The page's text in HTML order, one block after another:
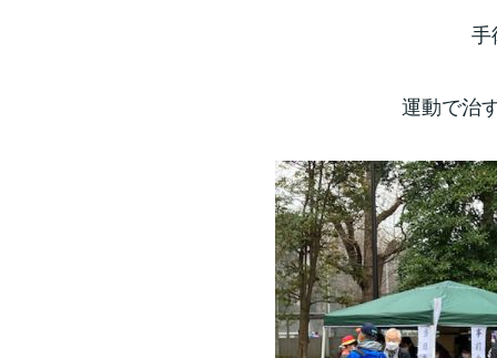
運動で治